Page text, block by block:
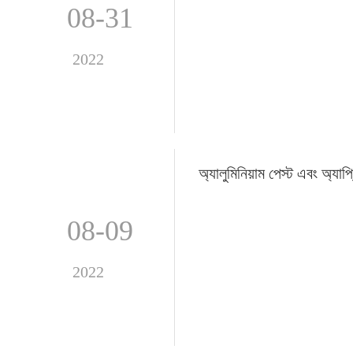
08-31
2022
08-09
2022
অ্যালুমিনিয়াম পেস্ট এবং